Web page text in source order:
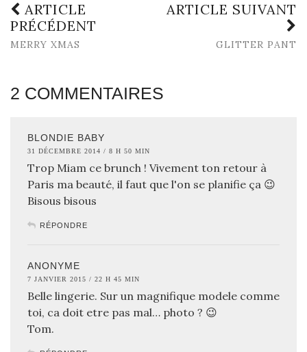
ARTICLE
PRÉCÉDENT
MERRY XMAS
ARTICLE SUIVANT
GLITTER PANT
2 COMMENTAIRES
BLONDIE BABY
31 DÉCEMBRE 2014 / 8 H 50 MIN
Trop Miam ce brunch ! Vivement ton retour à
Paris ma beauté, il faut que l'on se planifie ça 😉
Bisous bisous
RÉPONDRE
ANONYME
7 JANVIER 2015 / 22 H 45 MIN
Belle lingerie. Sur un magnifique modele comme
toi, ca doit etre pas mal… photo ? 😉
Tom.